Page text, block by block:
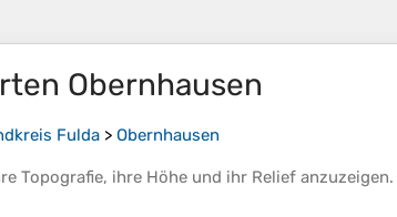
Obernhausen
Fulda > Obernhausen
Topografie, ihre Höhe und ihr Relief anzuzeigen.